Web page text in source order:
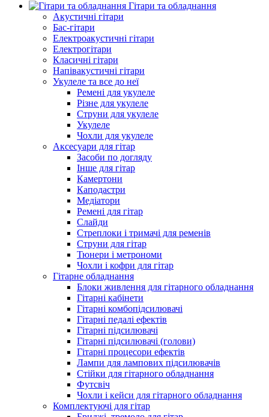
Гітари та обладнання
Акустичні гітари
Бас-гітари
Електроакустичні гітари
Електрогітари
Класичні гітари
Напівакустичні гітари
Укулеле та все до неї
Ремені для укулеле
Різне для укулеле
Струни для укулеле
Укулеле
Чохли для укулеле
Аксесуари для гітар
Засоби по догляду
Інше для гітар
Камертони
Каподастри
Медіатори
Ремені для гітар
Слайди
Стреплоки і тримачі для ременів
Струни для гітар
Тюнери і метрономи
Чохли і кофри для гітар
Гітарне обладнання
Блоки живлення для гітарного обладнання
Гітарні кабінети
Гітарні комбопідсилювачі
Гітарні педалі ефектів
Гітарні підсилювачі
Гітарні підсилювачі (голови)
Гітарні процесори ефектів
Лампи для лампових підсилювачів
Стійки для гітарного обладнання
Футсвіч
Чохли і кейси для гітарного обладнання
Комплектуючі для гітар